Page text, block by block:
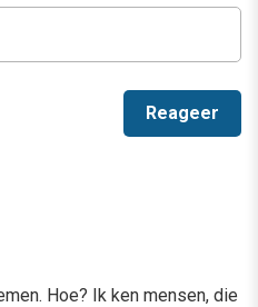
Hoe? Ik ken mensen, die